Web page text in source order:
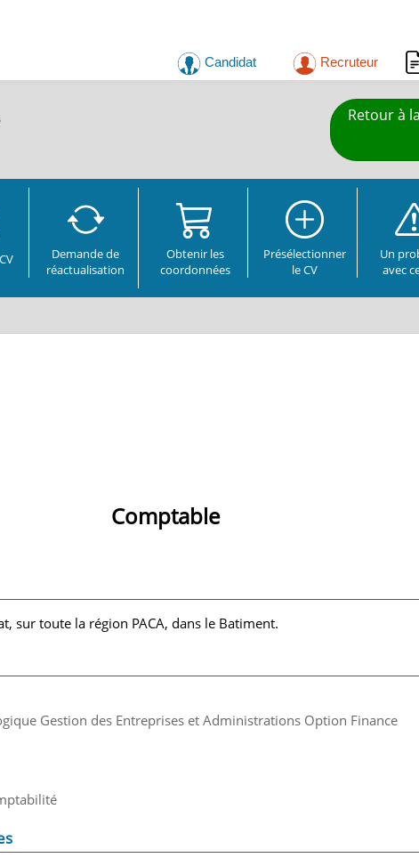
Candidat Recruteur
Retour à
Demande de
réactualisation
Obtenir les
coordonnées
Présélectionner
le CV
Un
avec
Comptable
sur toute la région PACA, dans le Batiment.
Gestion des Entreprises et Administrations Option Finance